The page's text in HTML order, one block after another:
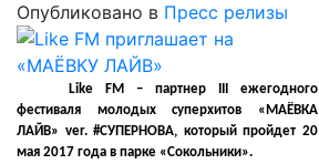
Опубликовано в Пресс релизы
Like FM – партнер III ежегодного
фестиваля молодых суперхитов «МАЁВКА
ЛАЙВ» ver. #СУПЕРНОВА, который пройдет 20
мая 2017 года в парке «Сокольники».